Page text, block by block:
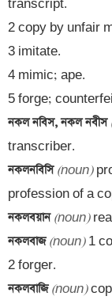
transcript.
2 copy by unfair
3 imitate.
4 mimic; ape.
নকল নবিস, নকল নবীস
নকলনবিসি (noun)
নকলবয়ান (noun)
নকলবাজ (noun) 1
নকলবাজি (noun)